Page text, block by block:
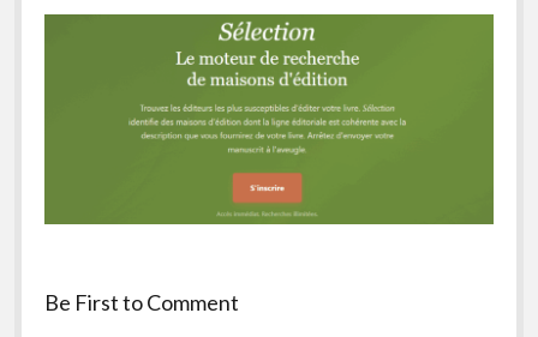
Maisons d’édition
Contact
form
Be First to Comment